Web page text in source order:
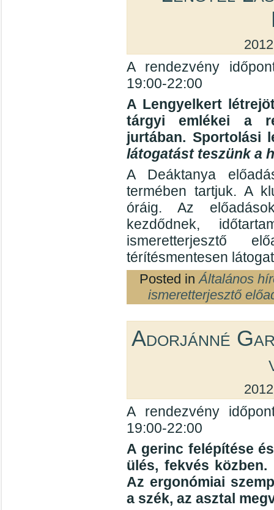
A rendezvény
19:00-22:00
A Lengyelkert
tárgyi emlékei a
jurtában. Sportolási
látogatást teszünk a
A Deáktanya
termében tartjuk. A
óráig. Az
kezdődnek,
ismeretterjesztő
térítésmentesen
Posted inÁltalános
ismeretterjesztő
Adorjánné
A rendezvény
19:00-22:00
A gerinc felépítése
ülés, fekvés
Az ergonómiai
a szék, az asztal